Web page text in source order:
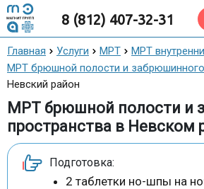
8 (812) 407-32-31
Главная Услуги МРТ
МРТ
МРТ брюшной полости и забрюшинного
Невский район
МРТ брюшной полости и
пространства в Невском
Подготовка:
2 таблетки но-шпы на